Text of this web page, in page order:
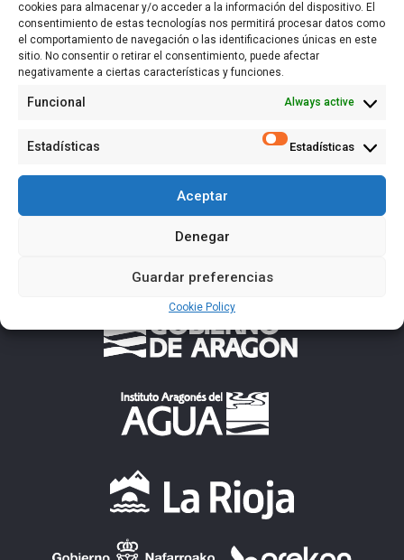
cookies para almacenar y/o acceder a la información del dispositivo. El
consentimiento de estas tecnologías nos permitirá procesar datos como
el comportamiento de navegación o las identificaciones únicas en este
sitio. No consentir o retirar el consentimiento, puede afectar
negativamente a ciertas características y funciones.
Funcional Always active
Estadísticas Estadísticas
Aceptar
Denegar
Guardar preferencias
Cookie Policy
English Español(Spanish)